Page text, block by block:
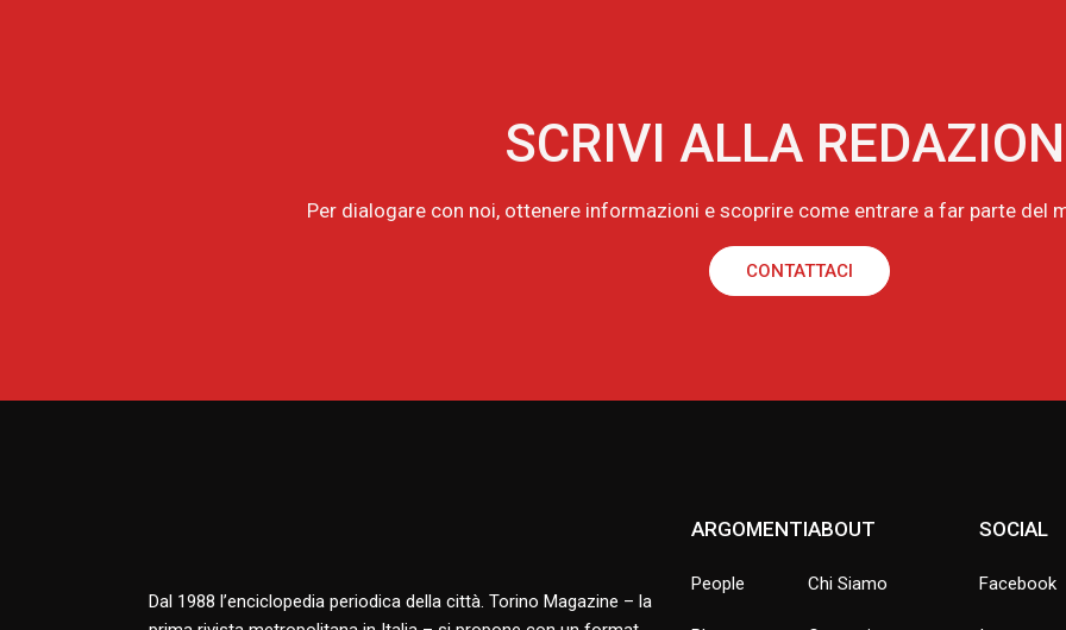
SCRIVI ALLA
Per dialogare con noi, ottenere informazioni e scoprire come entrare a far parte del
CONTATTACI
Dal 1988 l’enciclopedia periodica della città. Torino Magazine – la
ARGOMENTI
People
ABOUT
Chi Siamo
SOCIAL
Facebook